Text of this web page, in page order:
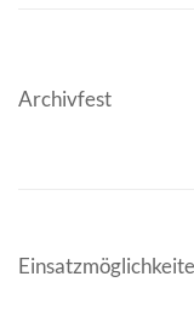
Archivfest